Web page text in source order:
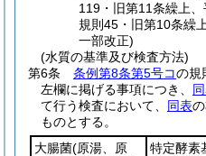
119・旧第11条繰上
規則45・旧第10条繰
一部改正)
(水質の基準及び検査方法)
第6条
条例第8条第5号コの規
左欄に掲げる事項につき、
て行う検査において、 同表
ものとする。
大腸菌(原湯、原
特定酵素